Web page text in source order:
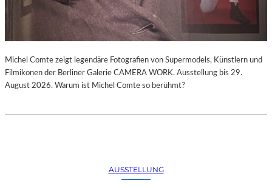
Michel Comte zeigt legendäre Fotografien von Supermodels, Künstlern und
Filmikonen der Berliner Galerie CAMERA WORK. Ausstellung bis 29.
August 2026. Warum ist Michel Comte so berühmt?
AUSSTELLUNG